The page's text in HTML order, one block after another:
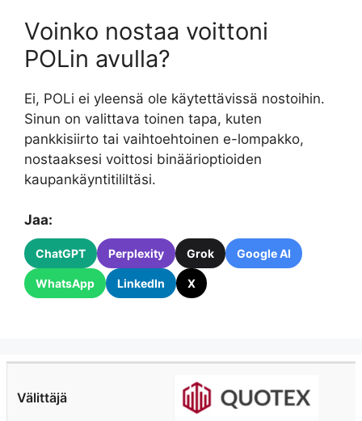
Voinko nostaa voittoni
POLin avulla?
Ei, POLi ei yleensä ole käytettävissä nostoihin.
Sinun on valittava toinen tapa, kuten
pankkisiirto tai vaihtoehtoinen e-lompakko,
nostaaksesi voittosi binäärioptioiden
kaupankäyntitililtäsi.
Jaa:
ChatGPT Perplexity Grok Google AI
WhatsApp LinkedIn X